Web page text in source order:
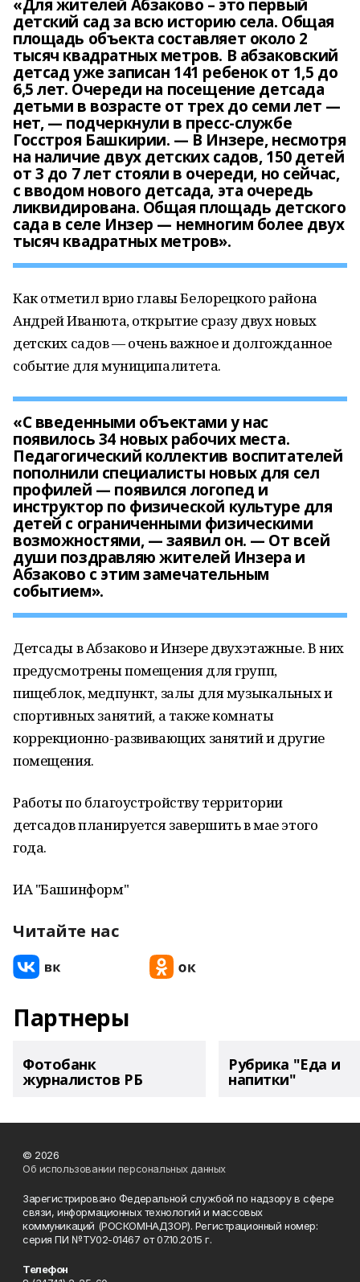
«Для жителей Абзаково – это первый
детский сад за всю историю села. Общая
площадь объекта составляет около 2
тысяч квадратных метров. В абзаковский
детсад уже записан 141 ребенок от 1,5 до
6,5 лет. Очереди на посещение детсада
детьми в возрасте от трех до семи лет —
нет, — подчеркнули в пресс-службе
Госстроя Башкирии. — В Инзере, несмотря
на наличие двух детских садов, 150 детей
от 3 до 7 лет стояли в очереди, но сейчас,
с вводом нового детсада, эта очередь
ликвидирована. Общая площадь детского
сада в селе Инзер — немногим более двух
тысяч квадратных метров».
Как отметил врио главы Белорецкого района
Андрей Иванюта, открытие сразу двух новых
детских садов — очень важное и долгожданное
событие для муниципалитета.
«С введенными объектами у нас
появилось 34 новых рабочих места.
Педагогический коллектив воспитателей
пополнили специалисты новых для сел
профилей — появился логопед и
инструктор по физической культуре для
детей с ограниченными физическими
возможностями, — заявил он. — От всей
души поздравляю жителей Инзера и
Абзаково с этим замечательным
событием».
Детсады в Абзаково и Инзере двухэтажные. В них
предусмотрены помещения для групп,
пищеблок, медпункт, залы для музыкальных и
спортивных занятий, а также комнаты
коррекционно-развивающих занятий и другие
помещения.
Работы по благоустройству территории
детсадов планируется завершить в мае этого
года.
ИА "Башинформ"
Читайте нас
Партнеры
Фотобанк
журналистов РБ
Рубрика "Еда и
напитки"
© 2026
Об использовании персональных данных
Зарегистрировано Федеральной службой по надзору в сфере
связи, информационных технологий и массовых
коммуникаций (РОСКОМНАДЗОР). Регистрационный номер:
серия ПИ №ТУ02-01467 от 07.10.2015 г.
Телефон